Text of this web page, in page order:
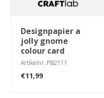
designpapier a
jolly gnome
colour card
Artikelnr. PB2111
€11,99